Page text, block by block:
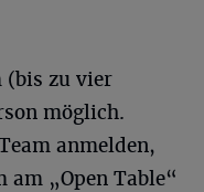
(bis zu vier
möglich.
anmelden,
am „Open Table“